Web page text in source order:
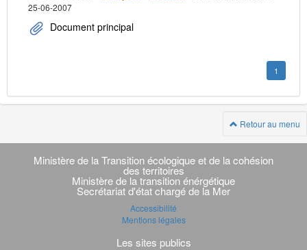
25-06-2007
Document principal
1
Retour au menu
Navigation
transverse
Ministère de la Transition écologique et de la cohésion
des territoires
Ministère de la transition énérgétique
Secrétariat d'état chargé de la Mer
Accessibilité
Mentions légales
Les sites publics